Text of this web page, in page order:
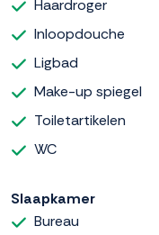
Haardroger
Inloopdouche
Ligbad
Make-up spiegel
Toiletartikelen
WC
Slaapkamer
Bureau